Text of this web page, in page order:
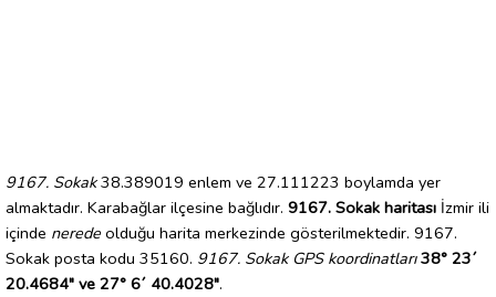
9167. Sokak38.389019 enlem ve 27.111223 boylamda yer
almaktadır. Karabağlar ilçesine bağlıdır. 9167. Sokak haritası İzmir ili
içinde nerede olduğu harita merkezinde gösterilmektedir. 9167.
Sokak posta kodu 35160. 9167. Sokak GPS koordinatları 38° 23´
20.4684" ve 27° 6´ 40.4028".